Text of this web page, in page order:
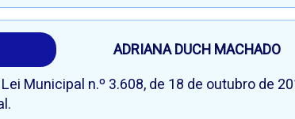
ADRIANA DUCH MACHADO
Municipal n.º 3.608, de 18 de outubro de